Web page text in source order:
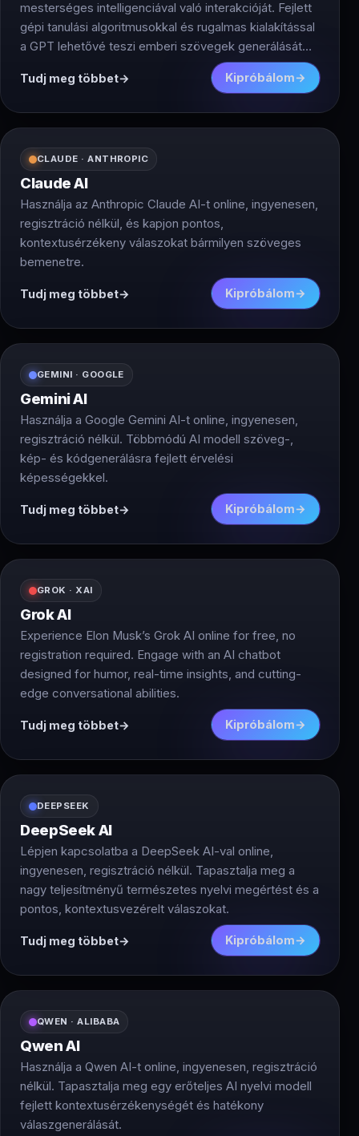
mesterséges intelligenciával való interakcióját. Fejlett
gépi tanulási algoritmusokkal és rugalmas kialakítással
a GPT lehetővé teszi emberi szövegek generálását
széles körű kérések alapján. Legyen szó chatbot
építéséről, jelentés írásáról vagy kreatív
folyamatosan javítja a teljesítményét. Ez azt jelenti,
hogy a GPT által generált válaszok pontosabbak és
relevánsabbak, mint valaha.
Tudj meg többet Kipróbálom
CLAUDE · ANTHROPIC
Claude AI
Használja az Anthropic Claude AI-t online, ingyenesen,
regisztráció nélkül, és kapjon pontos,
kontextusérzékeny válaszokat bármilyen szöveges
bemenetre.
Tudj meg többet Kipróbálom
GEMINI · GOOGLE
Gemini AI
Használja a Google Gemini AI-t online, ingyenesen,
regisztráció nélkül. Többmódú AI modell szöveg-,
kép- és kódgenerálásra fejlett érvelési
képességekkel.
Tudj meg többet Kipróbálom
GROK · XAI
Grok AI
Experience Elon Musk’s Grok AI online for free, no
registration required. Engage with an AI chatbot
designed for humor, real-time insights, and cutting-
edge conversational abilities.
Tudj meg többet Kipróbálom
DEEPSEEK
DeepSeek AI
Lépjen kapcsolatba a DeepSeek AI-val online,
ingyenesen, regisztráció nélkül. Tapasztalja meg a
nagy teljesítményű természetes nyelvi megértést és a
pontos, kontextusvezérelt válaszokat.
Tudj meg többet Kipróbálom
QWEN · ALIBABA
Qwen AI
Használja a Qwen AI-t online, ingyenesen, regisztráció
nélkül. Tapasztalja meg egy erőteljes AI nyelvi modell
fejlett kontextusérzékenységét és hatékony
válaszgenerálását.